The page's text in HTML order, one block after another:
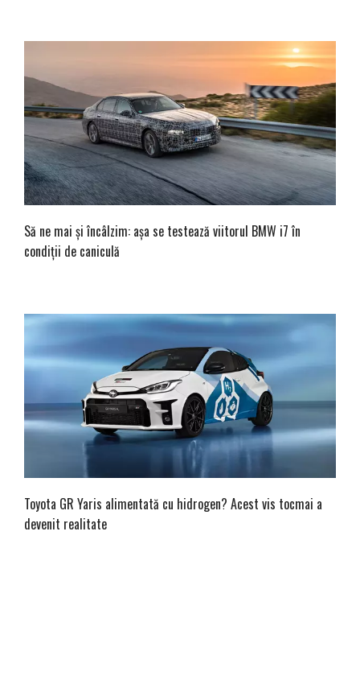
Să ne mai și încâlzim: așa se testează viitorul BMW i7 în
condiții de caniculă
Toyota GR Yaris alimentată cu hidrogen? Acest vis tocmai a
devenit realitate